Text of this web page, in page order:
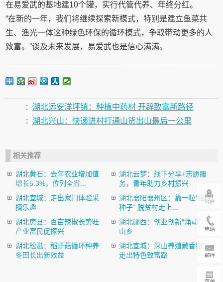
在易爱武的基地建10个罐，实行代管代养、年终分红。
“在新的一年，我们将继续探索新模式，特别是建立鱼菜共
生、渔光一体这种绿色环保的循环模式，争取带动更多的人
致富。”谈及未来发展，易爱武也是信心满满。
: 湖北远安洋坪镇：种植中药材 开辟致富新路径
: 湖北兴山：快递进村打通山货出山最后一公里
相关推荐
湖北黄石：去年农业增加值
增长5.3%，位列全省...
湖北云梦：线下分享+志愿服
务，青年助力乡村振兴
湖北宜城：走出家门体验采
摘乐趣
湖北襄阳襄州区：靠一粒“金
种子” 脱贫村走上...
湖北房县：百亩辣椒长势旺
产业富民促振兴
湖北郧西：创业创新“涌动”
山乡
湖北松滋：稻虾菇循环种养
冬田长出新效益
湖北宜城：深山养殖藏香猪
走出特色致富路